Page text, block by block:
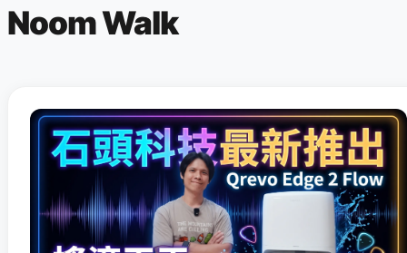
Noom Walk